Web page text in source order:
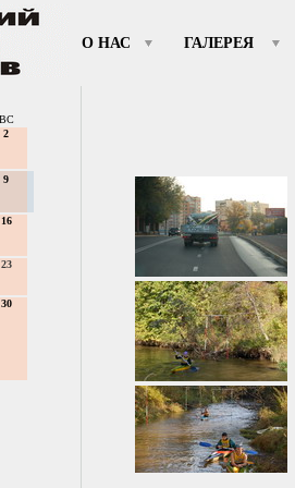
О НАС ГАЛЕРЕЯ
ВС
2
9
16
23
30